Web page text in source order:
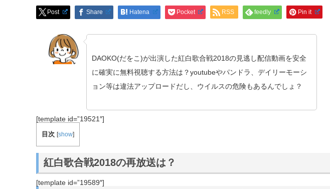
Post Share Hatena Pocket RSS feedly Pin it
DAOKO(だをこ)が出演した紅白歌合戦2018の見逃し配信動画を安全
に確実に無料視聴する方法は？youtubeやパンドラ、デイリーモーシ
ョン等は違法アップロードだし、ウイルスの危険もあるんでしょ？
[template id=”19521″]
目次 [show]
紅白歌合戦2018の再放送は？
[template id=”19589″]